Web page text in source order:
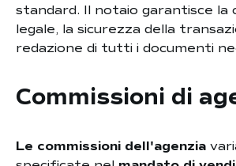
standard. Il notaio garantisce
legale, la sicurezza della
redazione di tutti i documenti
Commissioni di
Le commissioni dell'agenzia